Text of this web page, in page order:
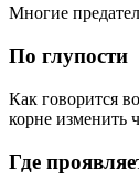
Многие
По глупости
Как говорится
корне изменить
Где